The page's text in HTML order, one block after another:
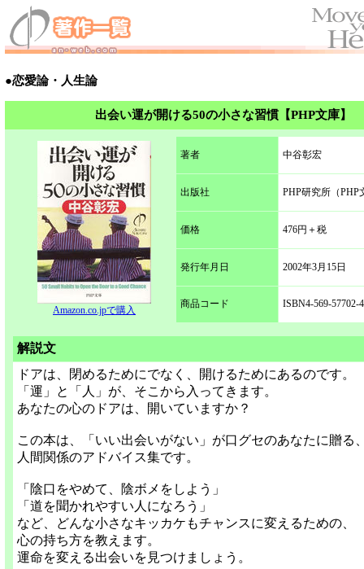
●恋愛論・人生論
出会い運が開ける50の小さな習慣【PHP文庫】
Amazon.co.jpで購入
著者 中谷彰宏
出版社 PHP研究所（PHP
価格 476円＋税
発行年月日 2002年3月15日
商品コード ISBN4-569-57702-4
解説文
ドアは、閉めるためにでなく、開けるためにあるのです。
「運」と「人」が、そこから入ってきます。
あなたの心のドアは、開いていますか？
この本は、「いい出会いがない」が口グセのあなたに贈る
人間関係のアドバイス集です。
「陰口をやめて、陰ボメをしよう」
「道を聞かれやすい人になろう」
など、どんな小さなキッカケもチャンスに変えるための、
心の持ち方を教えます。
運命を変える出会いを見つけましょう。